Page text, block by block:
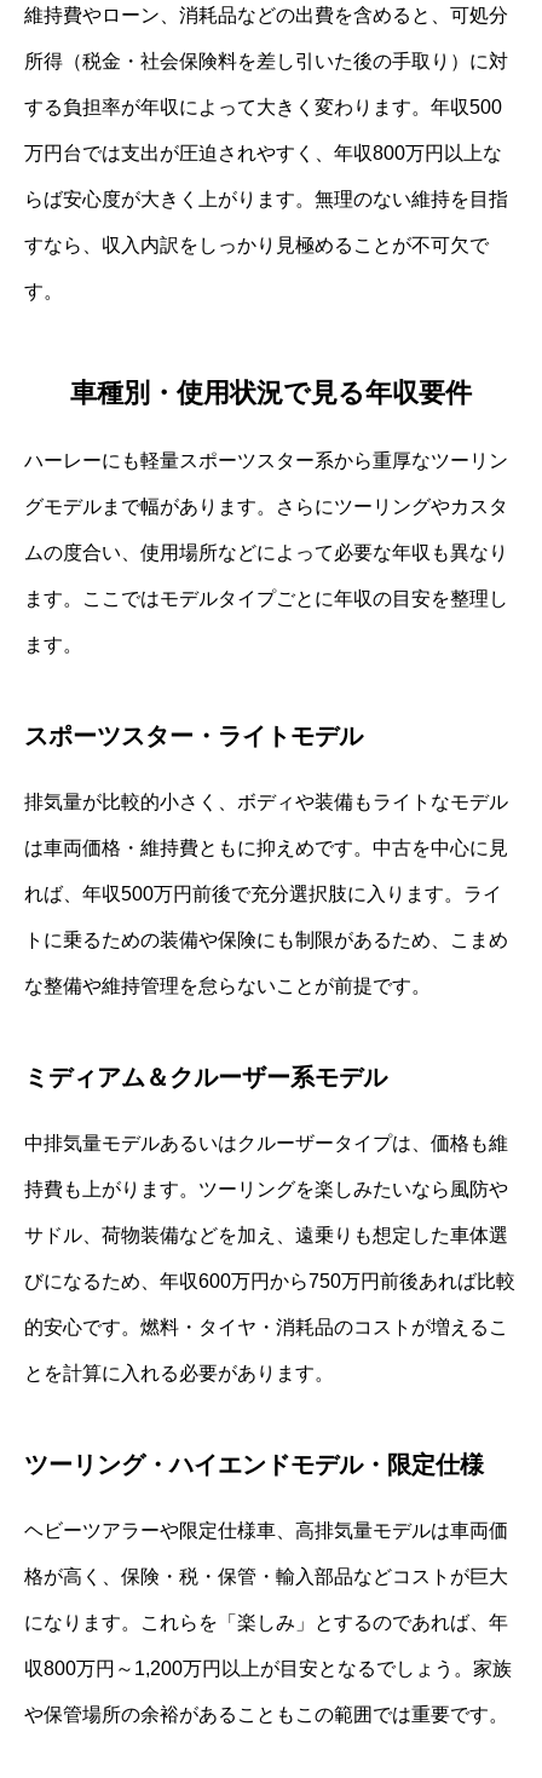
維持費やローン、消耗品などの出費を含めると、可処分
所得（税金・社会保険料を差し引いた後の手取り）に対
する負担率が年収によって大きく変わります。年収500
万円台では支出が圧迫されやすく、年収800万円以上な
らば安心度が大きく上がります。無理のない維持を目指
すなら、収入内訳をしっかり見極めることが不可欠で
す。
車種別・使用状況で見る年収要件
ハーレーにも軽量スポーツスター系から重厚なツーリン
グモデルまで幅があります。さらにツーリングやカスタ
ムの度合い、使用場所などによって必要な年収も異なり
ます。ここではモデルタイプごとに年収の目安を整理し
ます。
スポーツスター・ライトモデル
排気量が比較的小さく、ボディや装備もライトなモデル
は車両価格・維持費ともに抑えめです。中古を中心に見
れば、年収500万円前後で充分選択肢に入ります。ライ
トに乗るための装備や保険にも制限があるため、こまめ
な整備や維持管理を怠らないことが前提です。
ミディアム＆クルーザー系モデル
中排気量モデルあるいはクルーザータイプは、価格も維
持費も上がります。ツーリングを楽しみたいなら風防や
サドル、荷物装備などを加え、遠乗りも想定した車体選
びになるため、年収600万円から750万円前後あれば比較
的安心です。燃料・タイヤ・消耗品のコストが増えるこ
とを計算に入れる必要があります。
ツーリング・ハイエンドモデル・限定仕様
ヘビーツアラーや限定仕様車、高排気量モデルは車両価
格が高く、保険・税・保管・輸入部品などコストが巨大
になります。これらを「楽しみ」とするのであれば、年
収800万円～1,200万円以上が目安となるでしょう。家族
や保管場所の余裕があることもこの範囲では重要です。